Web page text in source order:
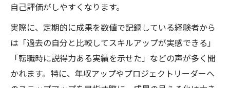
自己評価がしやすくなります。
実際に、定期的に成果を数値で記録している経験者から
は「過去の自分と比較してスキルアップが実感できる」
「転職時に説得力ある実績を示せた」などの声が多く聞
かれます。特に、年収アップやプロジェクトリーダーへ